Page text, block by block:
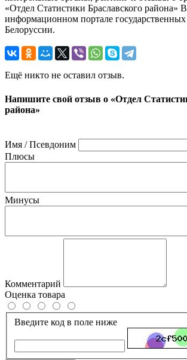
«Отдел Статистики Браславского района»
информационном портале государственных
Белоруссии.
Ещё никто не оставил отзыв.
Напишите свой отзыв о «Отдел
района»
Имя / Псевдоним
Плюсы
Минусы
Комментарий
Оценка товара
Введите код в поле ниже